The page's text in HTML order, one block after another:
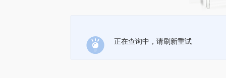
正在查询中，请刷新重试